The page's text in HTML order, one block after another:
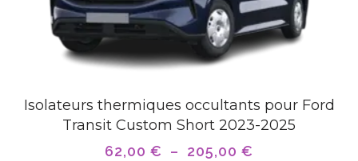
Isolateurs thermiques occultants pour Ford
Transit Custom Short 2023-2025
62,00 € – 205,00 €